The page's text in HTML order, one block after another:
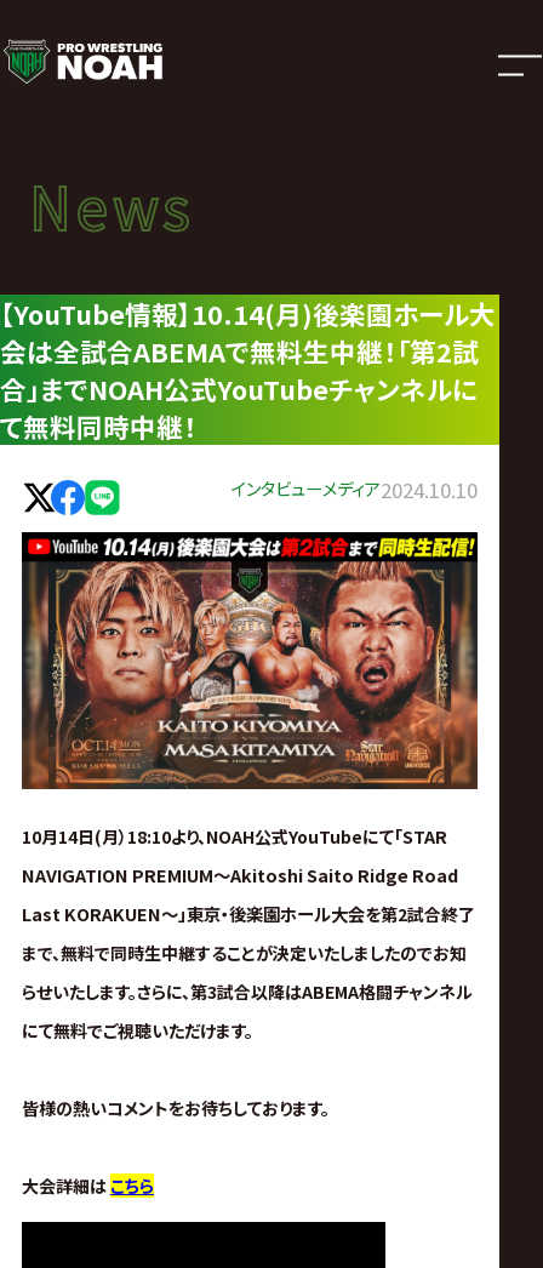
ニ
ュ
ー
ス
|
プ
ロ
レ
ス
リ
ン
グ・
ノ
ア
公
式
サ
イ
ト
News
ニュース
News
【YouTube情報】10.14(月)後楽園ホール大
会は全試合ABEMAで無料生中継！「第2試
合」までNOAH公式YouTubeチャンネルに
て無料同時中継！
インタビューメディア2024.10.10
10月14日(月）18:10より、NOAH公式YouTubeにて「STAR
NAVIGATION PREMIUM〜Akitoshi Saito Ridge Road
Last KORAKUEN〜」東京・後楽園ホール大会を第2試合終了
まで、無料で同時生中継することが決定いたしましたのでお知
らせいたします。さらに、第3試合以降はABEMA格闘チャンネル
にて無料でご視聴いただけます。
皆様の熱いコメントをお待ちしております。
大会詳細は こちら